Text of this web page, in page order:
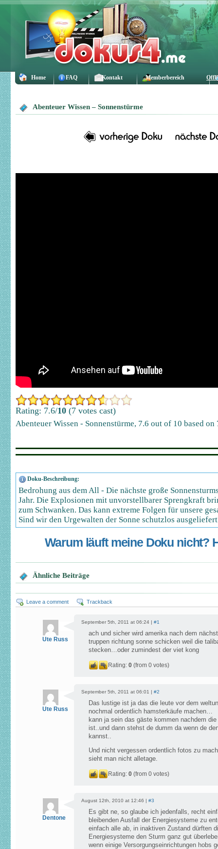
Home FAQ Kontakt Memberbereich
Abenteuer Wissen – Sonnenstürme
Rating: 7.6/10 (7 votes cast)
Abenteuer Wissen - Sonnenstürme, 7.6 out of 10 based on
Doku-Beschreibung:
Bedrohung aus dem All - Die nächste große
Jahr. Die Explosionen mit unvorstellbarer Sprengkraft
zum Schwanken. Das kann extreme Folgen für unsere
Sind wir den Urgewalten der Sonne schutzlos
Warum läuft meine Doku nicht?
Ähnliche Beiträge
Leave a comment Trackback
Ute Russ
September 5th, 2011 at 06:24 | #1
ach und sicher wird amerika nach dem
truppen richtung sonne schicken weil die
stecken…oder zumindest der viet kong
Rating: 0 (from 0 votes)
Ute Russ
September 5th, 2011 at 06:01 | #2
Das lustige ist ja das die leute vor dem
nochmal ordentlich hamsterkäufe machen…
kann ja sein das gäste kommen nachdem
ist..und dann stehst de dumm da wenn de
kannst..
Und nicht vergessen ordentlich fotos zu
sieht man nicht alletage.
Rating: 0 (from 0 votes)
Dentone
August 12th, 2010 at 12:46 | #3
Es gibt ne, so glaube ich jedenfalls, recht
bleibenden Ausfall der Energiesysteme zu
einfach alle ab, in inaktiven Zustand dürften
Energiesysteme den Sturm ganz gut
wenn einige Versorgungseinrichtungen hobs